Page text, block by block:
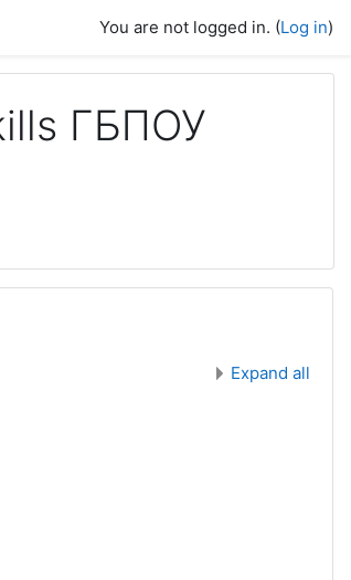
You are not logged in. (Log in)
ГБПОУ
Expand all